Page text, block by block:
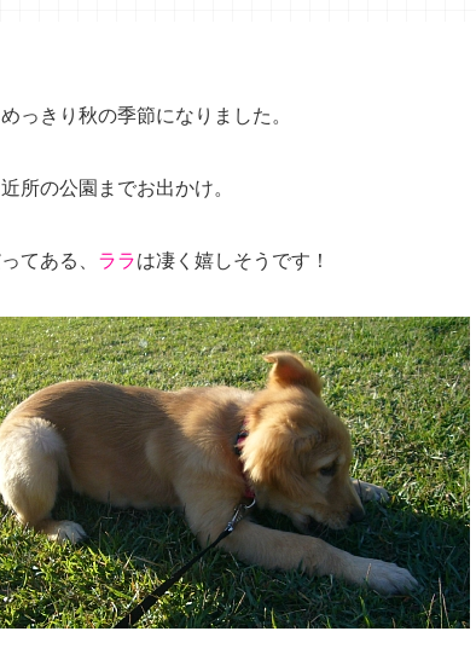
っきり秋の季節になりました。
所の公園までお出かけ。
てある、 ララは凄く嬉しそうです！